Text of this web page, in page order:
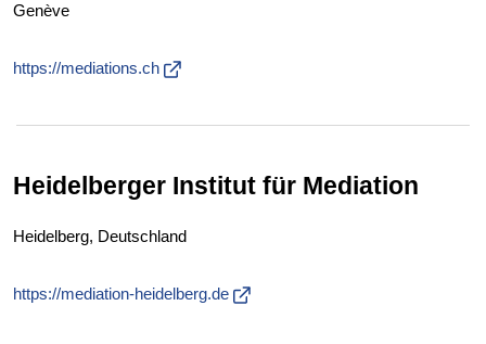
Genève
https://mediations.ch
Heidelberger Institut für Mediation
Heidelberg, Deutschland
https://mediation-heidelberg.de